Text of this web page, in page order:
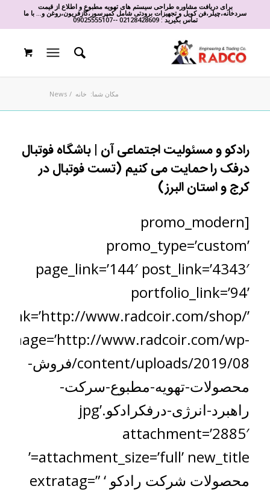
برای دریافت مشاوره طراحی سیستم های تهویه مطبوع و اطلاع از قیمت
سردخانه،چیلر،فن کویل و تجهیزات برودتی شامل کمپرسور،گازفریون،روغن و... با ما
تماس بگیرید :02128428609
-
-
09025555107
مکان شما: خانه /
News
رادکو و مسئولیت اجتماعی آن | باشگاه فوتبال
درفک را حمایت می کنیم (تست فوتبال در
کرج و استان البرز)
[promo_modern
promo_type=’custom’
page_link=’144′ post_link=’4343′
portfolio_link=’94’
www.radcoir.com/shop/’
www.radcoir.com/wp-
content/uploads/2019/08/فروش-
محصولات-تهویه-مطبوع-سرکت-
راهبرد-انرژی-درفکرادکو.jpg’
attachment=’2885′
attachment_size=’full’ new_title=’
محصولات شرکت رادکو ‘ extratag=”